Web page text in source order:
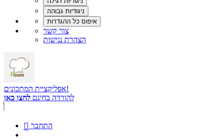
צור קשר
הצהרת נגישות
אפליקציית המתכונים!
להורדה בחינם לחצו כאן
 התחבר